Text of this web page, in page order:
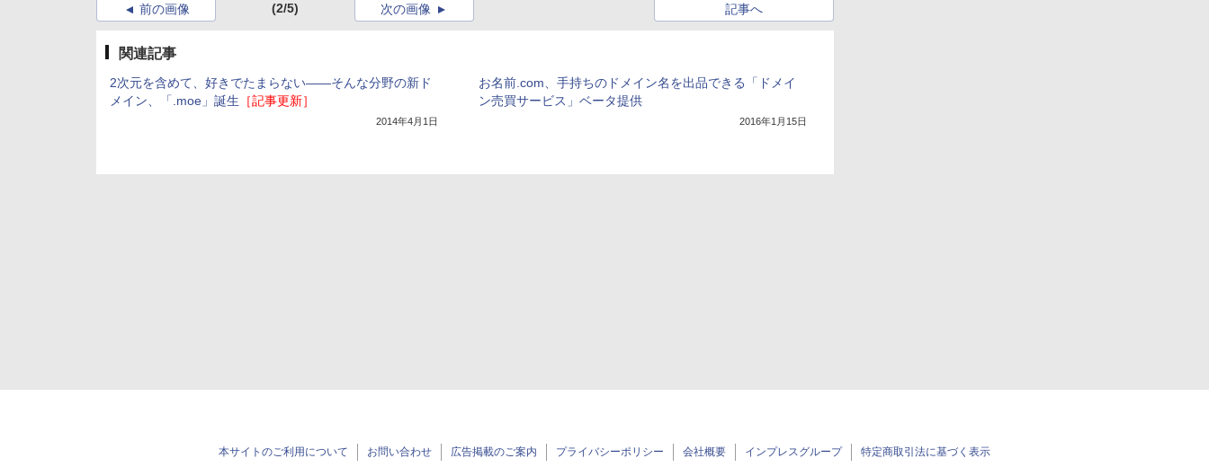
前の画像 (2/5) 記事へ
次の画像
関連記事
2次元を含めて、好きでたまらない――そんな分野の新ド
メイン、「.moe」誕生 ［記事更新］
2014年4月1日
お名前.com、手持ちのドメイン名を出品できる「ドメイ
ン売買サービス」ベータ提供
2016年1月15日
本サイトのご利用について お問い合わせ 広告掲載のご案内 プライバシーポリシー 会社概要 インプレスグループ 特定商取引法に基づく表示